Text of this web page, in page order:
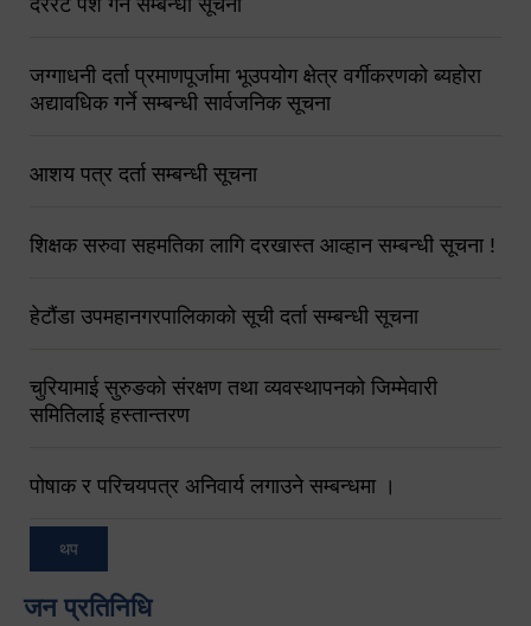
दररेट पेश गर्ने सम्बन्धी सूचना
जग्गाधनी दर्ता प्रमाणपूर्जामा भूउपयोग क्षेत्र वर्गीकरणको ब्यहोरा
अद्यावधिक गर्ने सम्बन्धी सार्वजनिक सूचना
आशय पत्र दर्ता सम्बन्धी सूचना
शिक्षक सरुवा सहमतिका लागि दरखास्त आव्हान सम्बन्धी सूचना !
हेटौंडा उपमहानगरपालिकाको सूची दर्ता सम्बन्धी सूचना
चुरियामाई सुरुङको संरक्षण तथा व्यवस्थापनको जिम्मेवारी
समितिलाई हस्तान्तरण
पोषाक र परिचयपत्र अनिवार्य लगाउने सम्बन्धमा ।
थप
जन प्रतिनिधि